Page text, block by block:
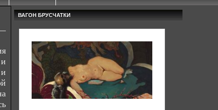
ВАГОН БРУСЧАТКИ